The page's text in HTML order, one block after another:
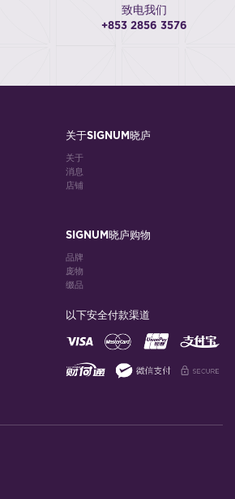
致电我们
+853 2856 3576
关于SIGNUM晓庐
关于
消息
店铺
SIGNUM晓庐购物
品牌
庞物
缀品
以下安全付款渠道